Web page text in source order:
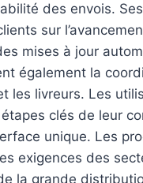
des envois.
sur
mises à jour
également la
les livreurs. Les
clés de leur
unique. Les
exigences des
la grande